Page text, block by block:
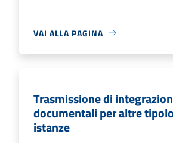
VAI ALLA PAGINA
Trasmissione di
documentali per altre
istanze